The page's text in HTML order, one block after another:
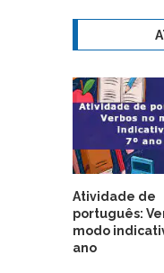
Atividade de
português:
modo
ano